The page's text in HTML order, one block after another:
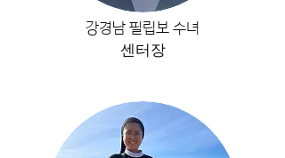
강경남 필립보 수녀
센터장